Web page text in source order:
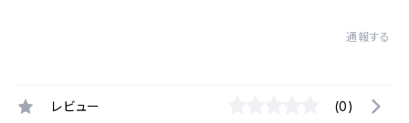
通報する
レビュー (0)